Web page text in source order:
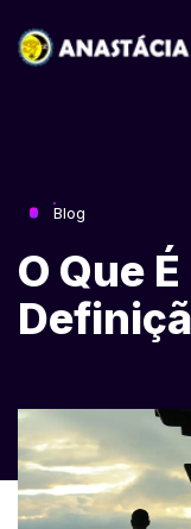
Blog
O Que